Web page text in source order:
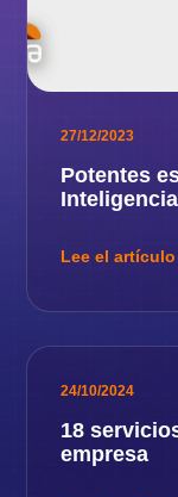
27/12/2023
Potentes
Lee el
24/10/2024
18
empresa